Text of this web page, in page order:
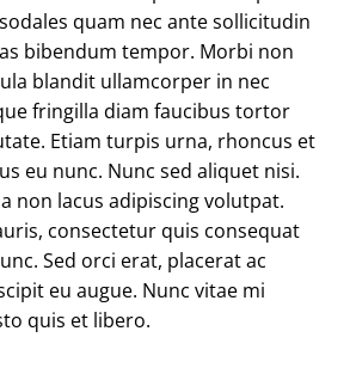
quam nec ante sollicitudin
bibendum tempor. Morbi non
blandit ullamcorper in nec
fringilla diam faucibus tortor
Etiam turpis urna, rhoncus et
eu nunc. Nunc sed aliquet nisi.
non lacus adipiscing volutpat.
consectetur quis consequat
Sed orci erat, placerat ac
eu augue. Nunc vitae mi
quis et libero.